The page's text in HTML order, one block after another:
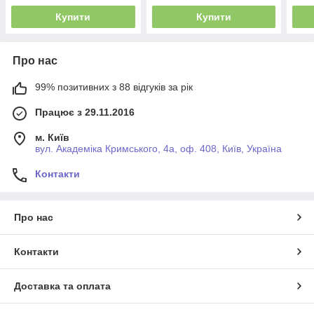
Купити Купити
Про нас
99% позитивних з 88 відгуків за рік
Працює з 29.11.2016
м. Київ
вул. Академіка Кримського, 4а, оф. 408, Київ, Україна
Контакти
Про нас
Контакти
Доставка та оплата